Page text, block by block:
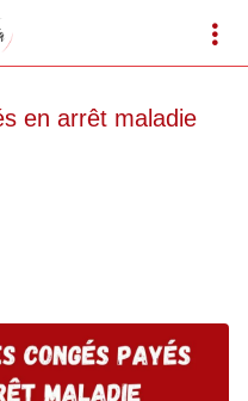
en arrêt maladie